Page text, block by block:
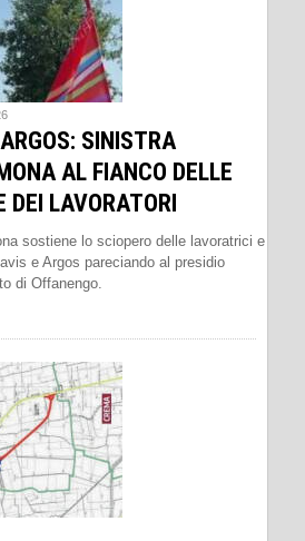
SINISTRA
AL FIANCO DELLE
DEI LAVORATORI
sostiene lo sciopero delle lavoratrici e
e Argos pareciando al presidio
di Offanengo.